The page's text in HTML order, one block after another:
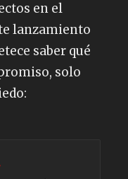
en el
lanzamiento
saber qué
solo